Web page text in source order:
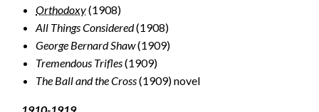
Orthodoxy(1908)
All Things Considered(1908)
George Bernard Shaw(1909)
Tremendous Trifles(1909)
The Ball and the Cross(1909) novel